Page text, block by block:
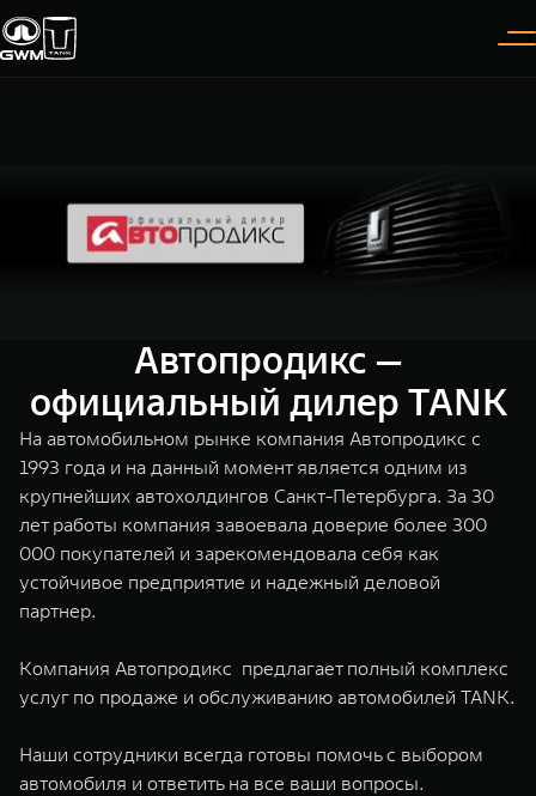
TANK 300
Следуй за открытиями
от 3 999 000 ₽
TANK 400
За пределы возможного
от 5 599 000 ₽
TANK 500
от 6 499 000 ₽ от 10 199 000 ₽
ВЫБОР АВТОМОБИЛЯ
Тест-драйв
Зарядные станции
ПОКУПКА АВТОМОБИЛЯ
TANK Финансы
Корпоративным клиентам
TANK ФИНАНСЫ
TANK Кредит
TANK Лизинг
ГАРАНТИЯ И ПОДДЕРЖКА
СЕРВИС
Калькулятор ТО
Нулевое ТО
Сервис
Специальные предложения
ЦИФРОВЫЕ СЕРВИСЫ TANK
Цифровые сервисы TANK
ИНФОРМАЦИЯ
GWM ТЕХ ДЕНЬ
Новости
Автопродикс —
официальный дилер TANK
На автомобильном рынке компания Автопродикс с
1993 года и на данный момент является одним из
крупнейших автохолдингов Санкт-Петербурга. За 30
лет работы компания завоевала доверие более 300
000 покупателей и зарекомендовала себя как
устойчивое предприятие и надежный деловой
партнер.
Компания Автопродикс предлагает полный комплекс
услуг по продаже и обслуживанию автомобилей TANK.
Наши сотрудники всегда готовы помочь с выбором
автомобиля и ответить на все ваши вопросы.